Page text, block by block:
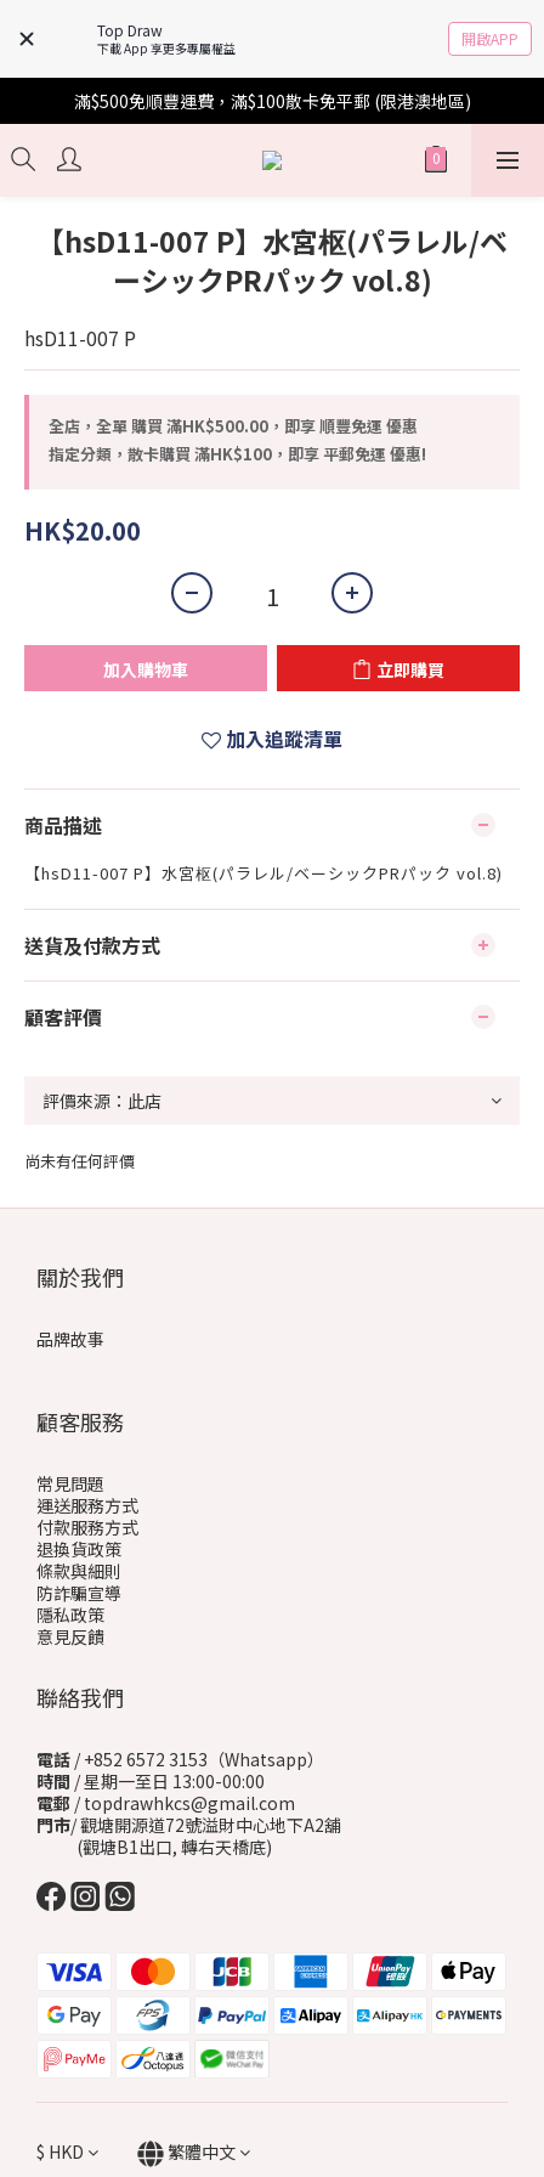
Top Draw
下載 App 享更多專屬權益 開啟APP
滿$500免順豐運費，滿$100散卡免平郵 (限港澳地區)
【hsD11-007 P】水宮枢(パラレル/ベ
ーシックPRパック vol.8)
hsD11-007 P
全店，全單 購買 滿HK$500.00，即享 順豐免運 優惠
指定分類，散卡購買 滿HK$100，即享 平郵免運 優惠!
HK$20.00
加入購物車 立即購買
加入追蹤清單
商品描述
【hsD11-007 P】水宮枢(パラレル/ベーシックPRパック vol.8)
送貨及付款方式
顧客評價
尚未有任何評價
關於我們
品牌故事
顧客服務
常見問題
運送服務方式
付款服務方式
退換貨政策
條款與細則
防詐騙宣導
隱私政策
意見反饋
聯絡我們
電話 / +852 6572 3153（Whatsapp）
時間 / 星期一至日 13:00-00:00
電郵 / topdrawhkcs@gmail.com
門市/ 觀塘開源道72號溢財中心地下A2舖
(觀塘B1出口, 轉右天橋底)
$ HKD 繁體中文